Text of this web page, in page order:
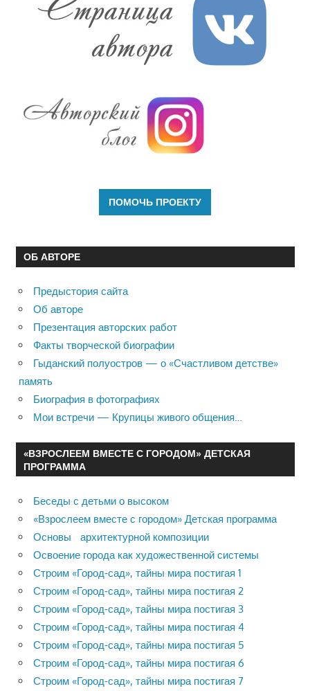
ОБ АВТОРЕ
Предыстория сайта
Об авторе
Презентация авторских работ
Факты творческой биографии
Гыданский полуостров — о «Счастливом детстве»
память
Биография в фотографиях
Мои встречи — Крупицы живого общения…
«ВЗРОСЛЕЕМ ВМЕСТЕ С ГОРОДОМ» ДЕТСКАЯ
ПРОГРАММА
Беседы с детьми о высоком
«Взрослеем вместе с городом» Детская программа
Основы архитектурной композиции
Освоение города как художественной системы
Строим «Город-сад», тайны мира постигая 1
Строим «Город-сад», тайны мира постигая 2
Строим «Город-сад», тайны мира постигая 3
Строим «Город-сад», тайны мира постигая 4
Строим «Город-сад», тайны мира постигая 5
Строим «Город-сад», тайны мира постигая 6
Строим «Город-сад», тайны мира постигая 7